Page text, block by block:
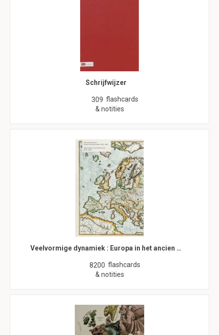
Schrijfwijzer
309 flashcards
& notities
Veelvormige dynamiek : Europa in het ancien …
8200 flashcards
& notities